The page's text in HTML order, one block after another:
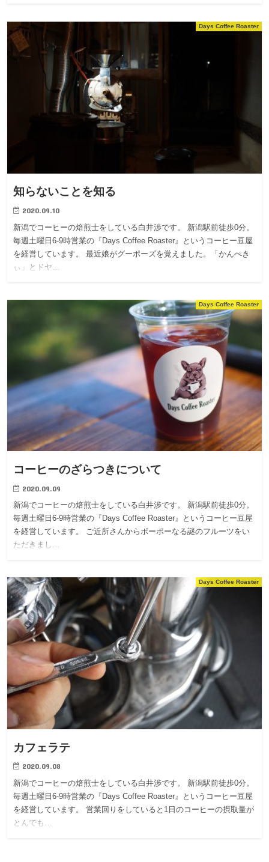
Days Coffee Roaster
知らないことを知る
2020.09.10
新潟でコーヒーの焙煎士をしている白井渉です。 新潟駅前徒歩0分。
毎週土曜日6-9時営業の『Days Coffee Roaster』というコーヒー豆屋
を経営しています。 最近娘がグーポーズを覚えました。「かんぺき
ぃ」とドヤ…
Days Coffee Roaster
コーヒーのざらつきについて
2020.09.09
新潟でコーヒーの焙煎士をしている白井渉です。 新潟駅前徒歩0分。
毎週土曜日6-9時営業の『Days Coffee Roaster』というコーヒー豆屋
を経営しています。 ご近所さんからポーポーなる謎のフルーツをい
ただきまし…
Days Coffee Roaster
カフェラテ
2020.09.08
新潟でコーヒーの焙煎士をしている白井渉です。 新潟駅前徒歩0分。
毎週土曜日6-9時営業の『Days Coffee Roaster』というコーヒー豆屋
を経営しています。 営業回りをしていると1日のコーヒーの摂取量が
とんでも…